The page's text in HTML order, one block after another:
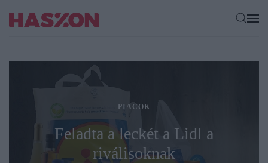
PIACOK
Feladta a leckét a Lidl a
riválisoknak